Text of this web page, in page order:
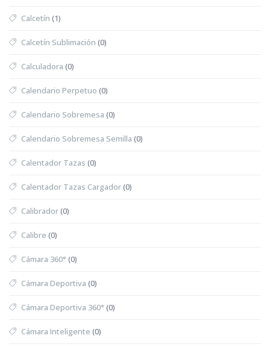
Calcetín (1)
Calcetín Sublimación (0)
Calculadora (0)
Calendario Perpetuo (0)
Calendario Sobremesa (0)
Calendario Sobremesa Semilla (0)
Calentador Tazas (0)
Calentador Tazas Cargador(0)
Calibrador(0)
Calibre (0)
Cámara 360° (0)
Cámara Deportiva (0)
Cámara Deportiva 360° (0)
Cámara Inteligente (0)